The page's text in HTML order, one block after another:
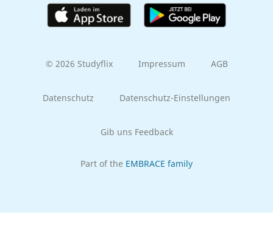
© 2026 Studyflix Impressum AGB
Datenschutz Datenschutz-Einstellungen
Gib uns Feedback
Part of the EMBRACE family